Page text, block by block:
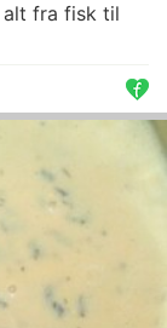
fra fisk til